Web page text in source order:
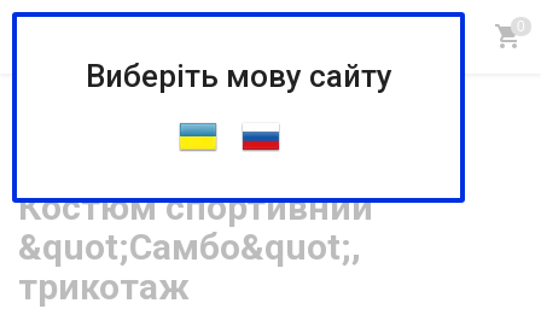
Магазин
СПОРТИВНАЯ ОДЕЖДА И СУМКИ
СПОРТИВНИЙ ОДЯГ І СУМКИ
Костюм спортивний &quot;Самбо&quot;, трикотаж
Костюм спортивний
&quot;Самбо&quot;,
трикотаж
Виберіть мову сайту